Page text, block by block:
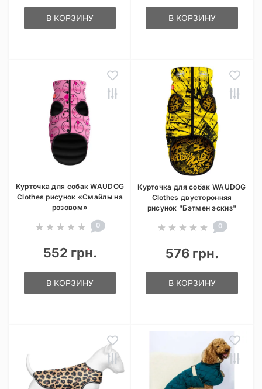
В КОРЗИНУ В КОРЗИНУ
Курточка для собак WAUDOG
Clothes рисунок «Смайлы на
розовом»
0
552 грн.
В КОРЗИНУ
Курточка для собак WAUDOG
Clothes двусторонняя
рисунок "Бэтмен эскиз"
0
576 грн.
В КОРЗИНУ